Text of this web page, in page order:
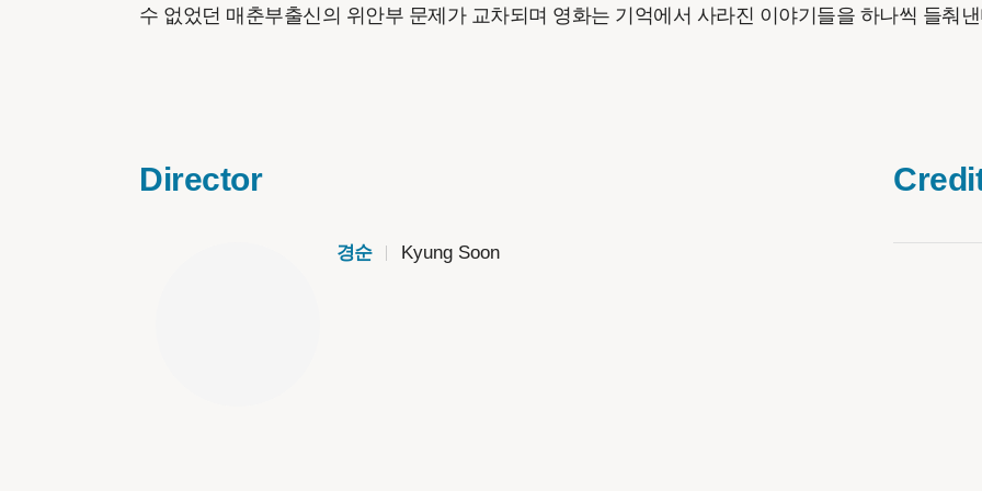
수 없었던 매춘부출신의 위안부 문제가 교차되며 영화는 기억에서 사라진 이야기들을 하나씩 들춰
Director
경순 Kyung Soon